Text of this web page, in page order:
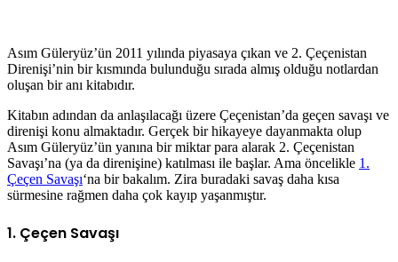
Asım Güleryüz’ün 2011 yılında piyasaya çıkan ve 2. Çeçenistan
Direnişi’nin bir kısmında bulunduğu sırada almış olduğu notlardan
oluşan bir anı kitabıdır.
Kitabın adından da anlaşılacağı üzere Çeçenistan’da geçen savaşı ve
direnişi konu almaktadır. Gerçek bir hikayeye dayanmakta olup
Asım Güleryüz’ün yanına bir miktar para alarak 2. Çeçenistan
Savaşı’na (ya da direnişine) katılması ile başlar. Ama öncelikle 1.
Çeçen Savaşı‘na bir bakalım. Zira buradaki savaş daha kısa
sürmesine rağmen daha çok kayıp yaşanmıştır.
1. Çeçen Savaşı